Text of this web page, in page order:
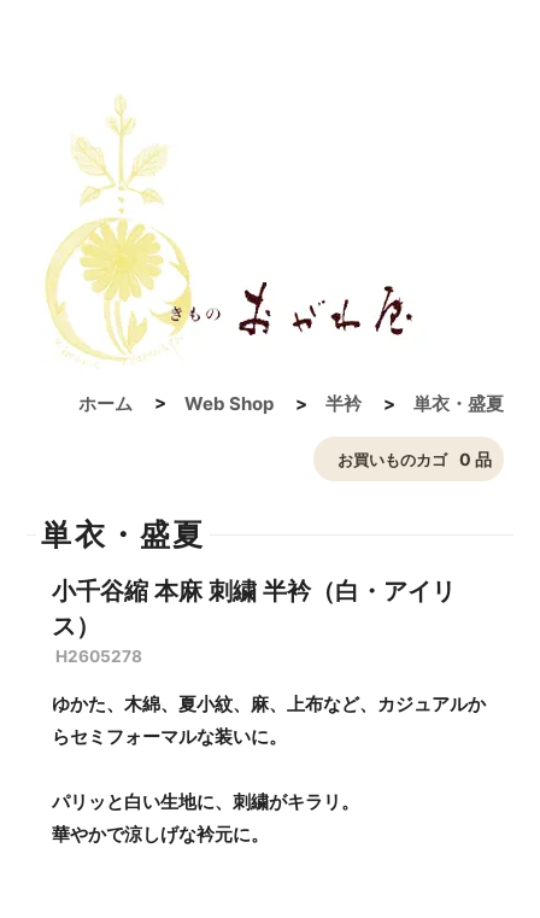
ホーム > Web Shop > 半衿 > 単衣・盛夏
お買いものカゴ 0 品
単衣・盛夏
小千谷縮 本麻 刺繍 半衿（白・アイリ
ス）
H2605278
ゆかた、木綿、夏小紋、麻、上布など、カジュアルか
らセミフォーマルな装いに。
パリッと白い生地に、刺繍がキラリ。
華やかで涼しげな衿元に。